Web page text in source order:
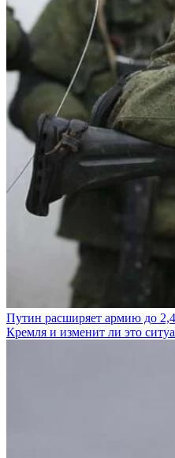
Путин расширяет армию до
Кремля и изменит ли это